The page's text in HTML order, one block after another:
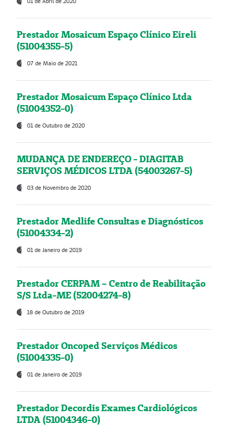
Prestador Mosaicum Espaço Clínico Eireli
(51004355-5)
07 de Maio de 2021
Prestador Mosaicum Espaço Clínico Ltda
(51004352-0)
01 de Outubro de 2020
MUDANÇA DE ENDEREÇO - DIAGITAB
SERVIÇOS MÉDICOS LTDA (54003267-5)
03 de Novembro de 2020
Prestador Medlife Consultas e Diagnósticos
(51004334-2)
01 de Janeiro de 2019
Prestador CERPAM – Centro de Reabilitação
S/S Ltda-ME (52004274-8)
18 de Outubro de 2019
Prestador Oncoped Serviços Médicos
(51004335-0)
01 de Janeiro de 2019
Prestador Decordis Exames Cardiológicos
LTDA (51004346-0)